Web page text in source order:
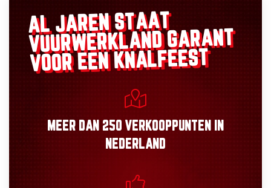
AL JAREN STAAT
VUURWERKLANDGARANT
VOOR EEN KNALFEEST
MEER DAN 250 VERKOOPPUNTEN
IN
NEDERLAND